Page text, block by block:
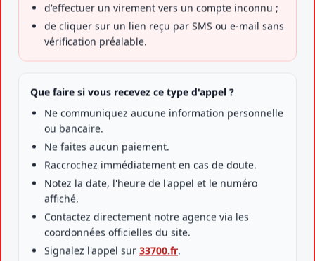
Protection globale de vos locaux, matériels et
marchandises en une seule formule.
En savoir plus
d'effectuer un virement vers un compte inconnu ;
de cliquer sur un lien reçu par SMS ou e-mail sans
vérification préalable.
Que faire si vous recevez ce type d'appel ?
Ne communiquez aucune information personnelle
ou bancaire.
Ne faites aucun paiement.
Raccrochez immédiatement en cas de doute.
Notez la date, l'heure de l'appel et le numéro
affiché.
Contactez directement notre agence via les
coordonnées officielles du site.
Signalez l'appel sur 33700.fr.